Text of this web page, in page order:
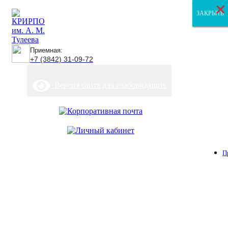
Приемная:
+7 (3842) 31-09-72
ЗАКРЫТЬ
ЗАКРЫТЬ
ЗАКРЫТЬ
×
×
×